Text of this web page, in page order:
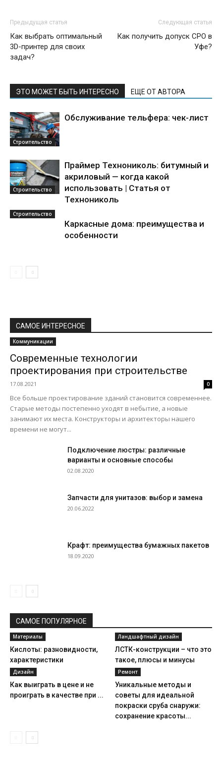
Предыдущая статья
Как выбрать оптимальный
3D-принтер для своих
задач?
Следующая статья
Как получить допуск СРО в
Уфе?
ЭТО МОЖЕТ БЫТЬ ИНТЕРЕСНО ЕЩЕ ОТ АВТОРА
Строительство
Обслуживание тельфера: чек-лист
Строительство
Праймер Технониколь: битумный и
акриловый — когда какой
использовать | Статья от
Технониколь
Строительство
Каркасные дома: преимущества и
особенности
САМОЕ ИНТЕРЕСНОЕ
Коммуникации
Современные технологии
проектирования при строительстве
17.08.2021 0
Все больше проектирование зданий становится современнее.
Старые методы постепенно уходят в небытие, а новые
занимают их места. Конструкторы и архитекторы нашего
времени не могут...
Подключение люстры: различные
варианты и основные способы
02.08.2020
Запчасти для унитазов: выбор и замена
20.06.2022
Крафт: преимущества бумажных пакетов
18.09.2020
САМОЕ ПОПУЛЯРНОЕ
Материалы
Кислоты: разновидности,
характеристики
Ландшафтный дизайн
ЛСТК-конструкции – что это
такое, плюсы и минусы
Дизайн
Как выиграть в цене и не
проиграть в качестве при ...
Ремонт
Уникальные методы и
советы для идеальной
покраски сруба снаружи:
сохранение красоты...